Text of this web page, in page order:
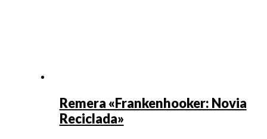
Remera «Frankenhooker: Novia
Reciclada»